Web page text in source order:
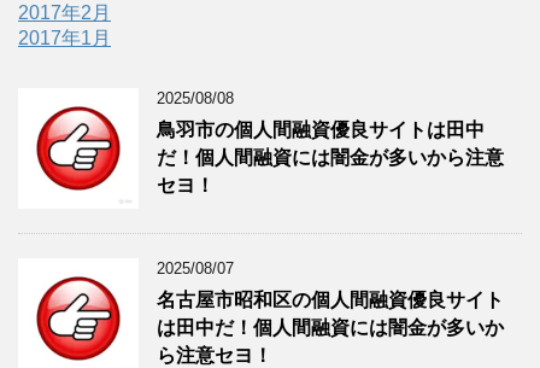
2017年2月
2017年1月
2025/08/08
鳥羽市の個人間融資優良サイトは田中
だ！個人間融資には闇金が多いから注意
セヨ！
2025/08/07
名古屋市昭和区の個人間融資優良サイト
は田中だ！個人間融資には闇金が多いか
ら注意セヨ！